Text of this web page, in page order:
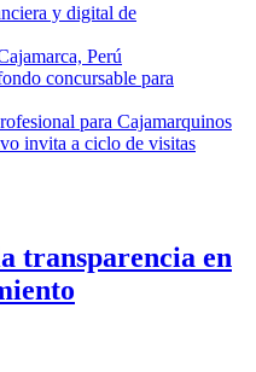
y digital de
Perú
concursable para
para Cajamarquinos
invita a ciclo de visitas
transparencia en